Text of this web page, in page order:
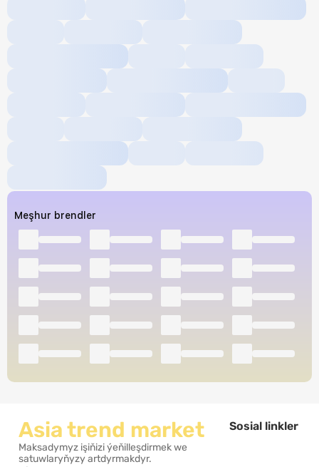
Meşhur brendler
Asia trend market
Maksadymyz işiňizi ýeňilleşdirmek we
satuwlaryňyzy artdyrmakdyr.
Sosial linkler